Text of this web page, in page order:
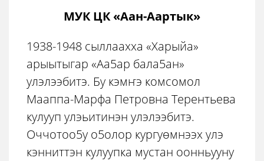
МУК ЦК «Аан-Аартык»
1938-1948 сыллаахха «Харыйа»
арыытыгар «Аа5ар бала5ан»
улэлээбитэ. Бу кэмҥэ комсомол
Мааппа-Марфа Петровна Терентьева
кулууп улэьитинэн улэлээбитэ.
Оччотоо5у о5олор кургуөмнээх улэ
кэнниттэн кулуупка мустан оонньууну